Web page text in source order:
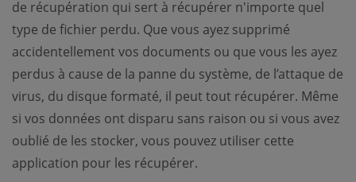
de récupération qui sert à récupérer n'importe quel
type de fichier perdu. Que vous ayez supprimé
accidentellement vos documents ou que vous les ayez
perdus à cause de la panne du système, de l’attaque de
virus, du disque formaté, il peut tout récupérer. Même
si vos données ont disparu sans raison ou si vous avez
oublié de les stocker, vous pouvez utiliser cette
application pour les récupérer.